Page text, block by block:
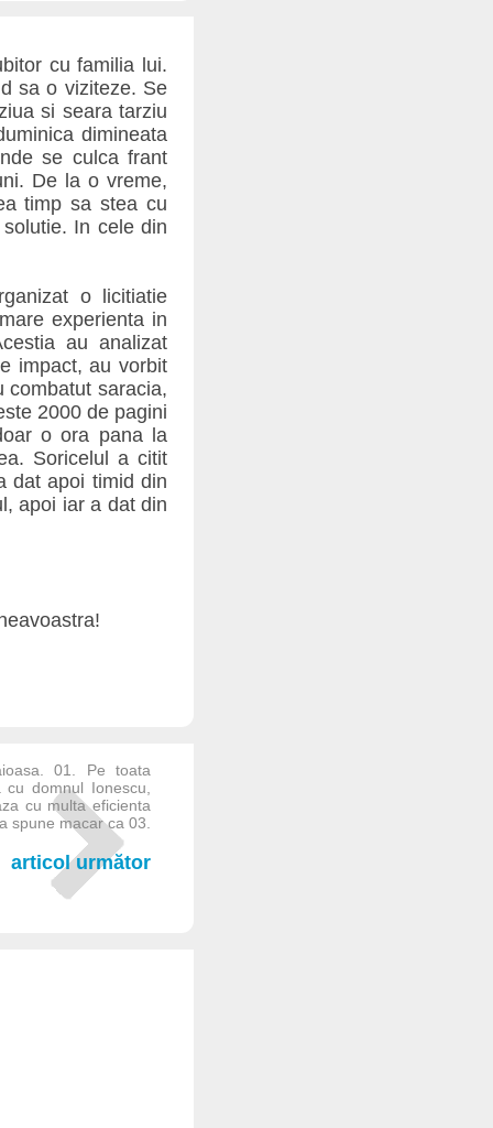
cu familia lui.
sa o viziteze. Se
si seara tarziu
dimineata
se culca frant
De la o vreme,
timp sa stea cu
In cele din
o licitiatie
experienta in
au analizat
impact, au vorbit
combatut saracia,
2000 de pagini
o ora pana la
Soricelul a citit
dat apoi timid din
apoi iar a dat din
01. Pe toata
domnul Ionescu,
cu multa eficienta
spune macar ca 03.
articol următor